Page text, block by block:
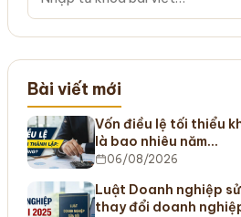
Bài viết mới
Vốn điều lệ tối thiểu
là bao nhiêu năm…
06/08/2026
Luật Doanh nghiệp
thay đổi doanh